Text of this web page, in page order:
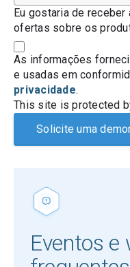
Eu gostaria de
ofertas sobre os
As informações
e usadas em
privacidade.
This site is protected
Solicite uma
Eventos e